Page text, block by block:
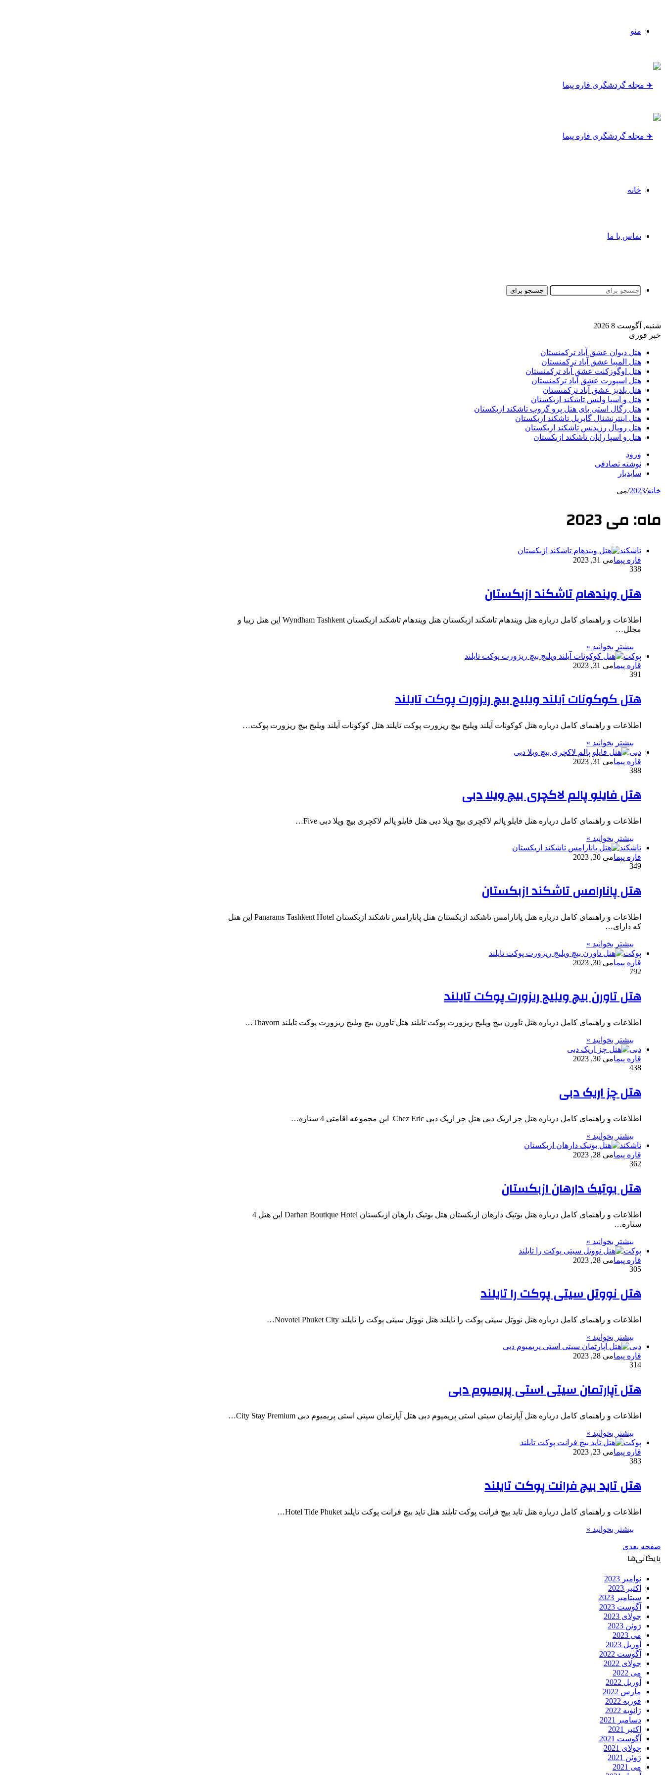
منو
خانه
تماس با ما
جستجو برای
شنبه, آگوست 8 2026
خبر فوری
هتل دیوان عشق آباد ترکمنستان
هتل المپیا عشق آباد ترکمنستان
هتل اوگوزکنت عشق آباد ترکمنستان
هتل اسپورت عشق آباد ترکمنستان
هتل یلدیز عشق آباد ترکمنستان
هتل و اسپا ولنس تاشکند ازبکستان
هتل رگال استی بای هتل پرو گروپ تاشکند ازبکستان
هتل اینترنشنال گابریل تاشکند ازبکستان
هتل رویال رزیدنس تاشکند ازبکستان
هتل و اسپا رایان تاشکند ازبکستان
ورود
نوشته تصادفی
سایدبار
خانه/
2023
/می
ماه:می 2023
تاشکند
قاره پیمامی 31, 2023
338
هتل ویندهام تاشکند ازبکستان
اطلاعات و راهنمای کامل درباره هتل ویندهام تاشکند ازبکستان هتل ویندهام تاشکند ازبکستان Wyndham Tashkent این هتل زیبا و
مجلل…
بیشتر بخوانید »
پوکت
قاره پیمامی 31, 2023
391
هتل کوکونات آیلند ویلیج بیچ ریزورت پوکت تایلند
اطلاعات و راهنمای کامل درباره هتل کوکونات آیلند ویلیج بیچ ریزورت پوکت تایلند هتل کوکونات آیلند ویلیج بیچ ریزورت پوکت…
بیشتر بخوانید »
دبی
قاره پیمامی 31, 2023
388
هتل فایلو پالم لاکچری بیچ ویلا دبی
اطلاعات و راهنمای کامل درباره هتل فایلو پالم لاکچری بیچ ویلا دبی هتل فایلو پالم لاکچری بیچ ویلا دبی Five…
بیشتر بخوانید »
تاشکند
قاره پیمامی 30, 2023
349
هتل پانارامس تاشکند ازبکستان
اطلاعات و راهنمای کامل درباره هتل پانارامس تاشکند ازبکستان هتل پانارامس تاشکند ازبکستان Panarams Tashkent Hotel این هتل
که دارای…
بیشتر بخوانید »
پوکت
قاره پیمامی 30, 2023
792
هتل تاورن بیچ ویلیج ریزورت پوکت تایلند
اطلاعات و راهنمای کامل درباره هتل تاورن بیچ ویلیج ریزورت پوکت تایلند هتل تاورن بیچ ویلیج ریزورت پوکت تایلند Thavorn…
بیشتر بخوانید »
دبی
قاره پیمامی 30, 2023
438
هتل چز اریک دبی
اطلاعات و راهنمای کامل درباره هتل چز اریک دبی هتل چز اریک دبی Chez Eric این مجموعه اقامتی 4 ستاره…
بیشتر بخوانید »
تاشکند
قاره پیمامی 28, 2023
362
هتل بوتیک دارهان ازبکستان
اطلاعات و راهنمای کامل درباره هتل بوتیک دارهان ازبکستان هتل بوتیک دارهان ازبکستان Darhan Boutique Hotel این هتل 4
ستاره…
بیشتر بخوانید »
پوکت
قاره پیمامی 28, 2023
305
هتل نووتل سیتی پوکت را تایلند
اطلاعات و راهنمای کامل درباره هتل نووتل سیتی پوکت را تایلند هتل نووتل سیتی پوکت را تایلند Novotel Phuket City…
بیشتر بخوانید »
دبی
قاره پیمامی 28, 2023
314
هتل آپارتمان سیتی استی پریمیوم دبی
اطلاعات و راهنمای کامل درباره هتل آپارتمان سیتی استی پریمیوم دبی هتل آپارتمان سیتی استی پریمیوم دبی City Stay Premium…
بیشتر بخوانید »
پوکت
قاره پیمامی 23, 2023
383
هتل تاید بیچ فرانت پوکت تایلند
اطلاعات و راهنمای کامل درباره هتل تاید بیچ فرانت پوکت تایلند هتل تاید بیچ فرانت پوکت تایلند Hotel Tide Phuket…
بیشتر بخوانید »
صفحه بعدی
بایگانی‌ها
نوامبر 2023
اکتبر 2023
سپتامبر 2023
آگوست 2023
جولای 2023
ژوئن 2023
می 2023
آوریل 2023
آگوست 2022
جولای 2022
می 2022
آوریل 2022
مارس 2022
فوریه 2022
ژانویه 2022
دسامبر 2021
اکتبر 2021
آگوست 2021
جولای 2021
ژوئن 2021
می 2021